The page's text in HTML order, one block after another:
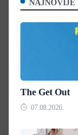
NAJNOVIJE
The Get Out
07.08.2026.